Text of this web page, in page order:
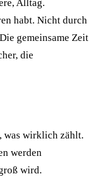
Alltag.
habt. Nicht durch
gemeinsame Zeit
die
was wirklich zählt.
werden
wird.